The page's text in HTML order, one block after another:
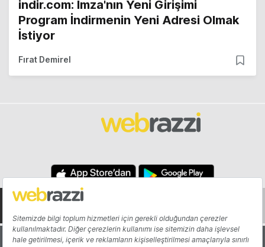
indir.com: İmza'nın Yeni Girişimi
Program İndirmenin Yeni Adresi Olmak
İstiyor
Fırat Demirel
Hakkında Yazarlar